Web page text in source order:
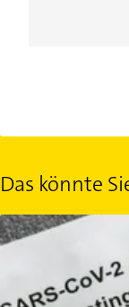
Das könnte
Aktuelle Corona-